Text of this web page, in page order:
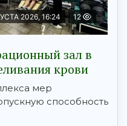
2026, 16:24 12
зал в
крови
мер
способность